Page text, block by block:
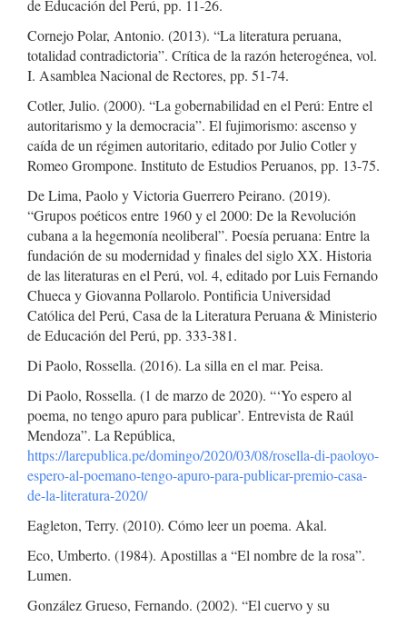
de Educación del Perú, pp. 11-26.
Cornejo Polar, Antonio. (2013). “La literatura peruana,
totalidad contradictoria”. Crítica de la razón heterogénea, vol.
I. Asamblea Nacional de Rectores, pp. 51-74.
Cotler, Julio. (2000). “La gobernabilidad en el Perú: Entre el
autoritarismo y la democracia”. El fujimorismo: ascenso y
caída de un régimen autoritario, editado por Julio Cotler y
Romeo Grompone. Instituto de Estudios Peruanos, pp. 13-75.
De Lima, Paolo y Victoria Guerrero Peirano. (2019).
“Grupos poéticos entre 1960 y el 2000: De la Revolución
cubana a la hegemonía neoliberal”. Poesía peruana: Entre la
fundación de su modernidad y finales del siglo XX. Historia
de las literaturas en el Perú, vol. 4, editado por Luis Fernando
Chueca y Giovanna Pollarolo. Pontificia Universidad
Católica del Perú, Casa de la Literatura Peruana & Ministerio
de Educación del Perú, pp. 333-381.
Di Paolo, Rossella. (2016). La silla en el mar. Peisa.
Di Paolo, Rossella. (1 de marzo de 2020). “‘Yo espero al
poema, no tengo apuro para publicar’. Entrevista de Raúl
Mendoza”. La República,
https://larepublica.pe/domingo/2020/03/08/rosella-di-paoloyo-
espero-al-poemano-tengo-apuro-para-publicar-premio-casa-
de-la-literatura-2020/
Eagleton, Terry. (2010). Cómo leer un poema. Akal.
Eco, Umberto. (1984). Apostillas a “El nombre de la rosa”.
Lumen.
González Grueso, Fernando. (2002). “El cuervo y su